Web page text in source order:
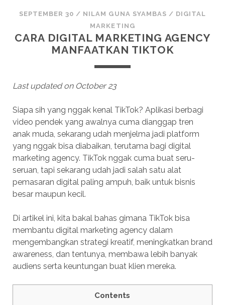
SEPTEMBER 30 / NILAM GUNA SYAMBAS / DIGITAL
MARKETING
CARA DIGITAL MARKETING AGENCY
MANFAATKAN TIKTOK
Last updated on October 23
Siapa sih yang nggak kenal TikTok? Aplikasi berbagi
video pendek yang awalnya cuma dianggap tren
anak muda, sekarang udah menjelma jadi platform
yang nggak bisa diabaikan, terutama bagi digital
marketing agency. TikTok nggak cuma buat seru-
seruan, tapi sekarang udah jadi salah satu alat
pemasaran digital paling ampuh, baik untuk bisnis
besar maupun kecil.
Di artikel ini, kita bakal bahas gimana TikTok bisa
membantu digital marketing agency dalam
mengembangkan strategi kreatif, meningkatkan brand
awareness, dan tentunya, membawa lebih banyak
audiens serta keuntungan buat klien mereka.
Contents